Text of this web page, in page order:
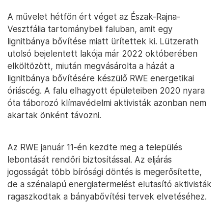
A művelet hétfőn ért véget az Észak-Rajna-
Vesztfália tartománybeli faluban, amit egy
lignitbánya bővítése miatt ürítettek ki. Lützerath
utolsó bejelentett lakója már 2022 októberében
elköltözött, miután megvásárolta a házát a
lignitbánya bővítésére készülő RWE energetikai
óriáscég. A falu elhagyott épületeiben 2020 nyara
óta táborozó klímavédelmi aktivisták azonban nem
akartak önként távozni.
Az RWE január 11-én kezdte meg a település
lebontását rendőri biztosítással. Az eljárás
jogosságát több bírósági döntés is megerősítette,
de a szénalapú energiatermelést elutasító aktivisták
ragaszkodtak a bányabővítési tervek elvetéséhez.